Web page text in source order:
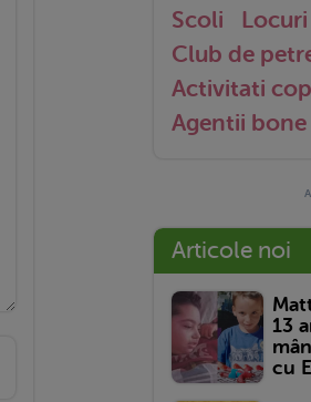
Scoli
Club de
Activitati
Agentii bone
Articole noi
13
cu